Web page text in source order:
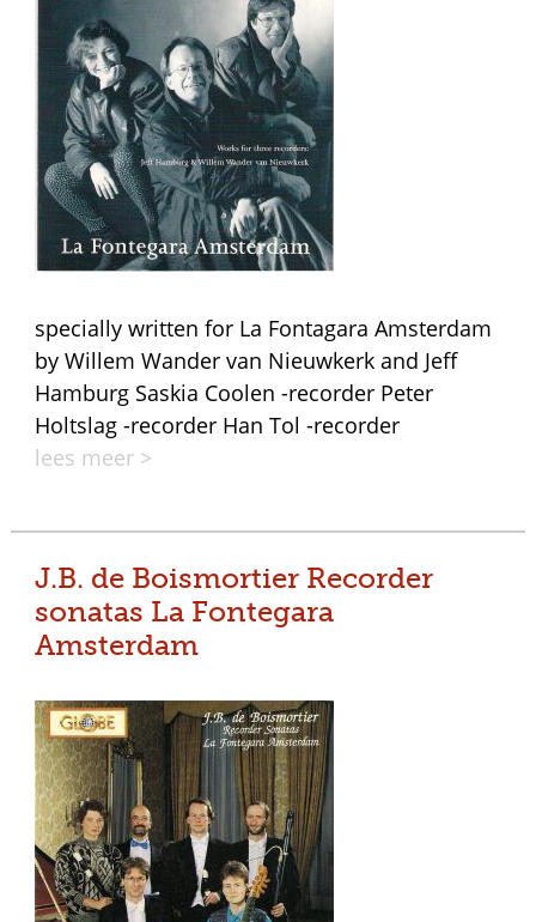
specially written for La Fontagara Amsterdam
by Willem Wander van Nieuwkerk and Jeff
Hamburg Saskia Coolen -recorder Peter
Holtslag -recorder Han Tol -recorder
lees meer >
J.B. de Boismortier Recorder
sonatas La Fontegara
Amsterdam